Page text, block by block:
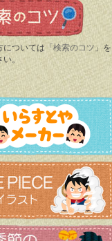
ついては「 検索のコツ 」を
。